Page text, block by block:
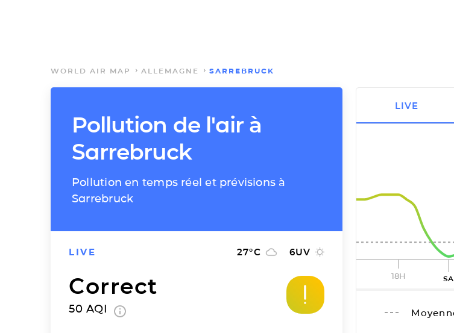
WORLD AIR MAP ALLEMAGNE SARREBRUCK
Pollution de l'air à
Sarrebruck
Pollution en temps réel et prévisions à
Sarrebruck
LIVE 27°C 6UV
Correct
50 AQI
18H
LIVE